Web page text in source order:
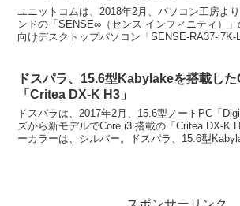
ユニットコムは、2018年2月、パソコン工房よ
ンドの「SENSE∞（センス インフィニティ）
向けデスクトップパソコン「SENSE-RA37-i7K-
ドスパラ、15.6型Kabylakeを搭載し
「Critea DX-K H3」
ドスパラは、2017年2月、15.6型ノートPC「
ズから新モデルでCore i3 搭載の「Critea DX-K
ーカラーは、シルバー。ドスパラ、15.6型